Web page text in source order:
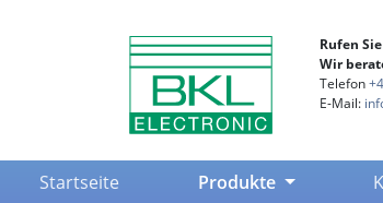
Rufen
Wir
Telefon
E-Mail:
Startseite(current) Produkte